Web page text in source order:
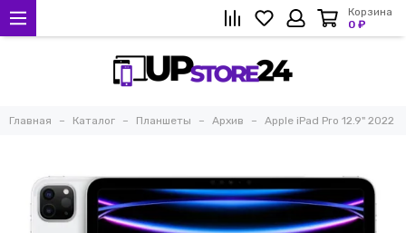
Корзина
0 ₽
Главная Каталог Планшеты Архив Apple iPad Pro 12.9" 2022